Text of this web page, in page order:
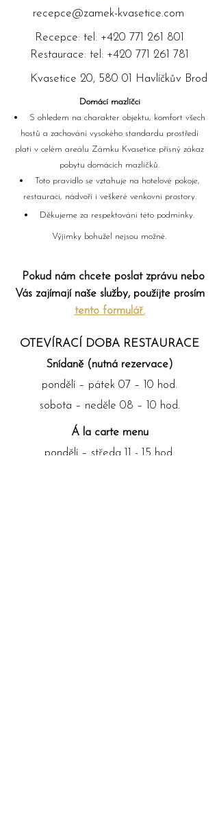
recepce@zamek-kvasetice.com
Recepce: tel: +420 771 261 801
Restaurace: tel: +420 771 261 781
Kvasetice 20, 580 01 Havlíčkův Brod
Domácí mazlíčci
S ohledem na charakter objektu, komfort všech
hostů a zachování vysokého standardu prostředí
platí v celém areálu Zámku Kvasetice přísný zákaz
pobytu domácích mazlíčků.
Toto pravidlo se vztahuje na hotelové pokoje,
restauraci, nádvoří i veškeré venkovní prostory.
Děkujeme za respektování této podmínky.
Výjimky bohužel nejsou možné.
Pokud nám chcete poslat zprávu nebo
Vás zajímají naše služby, použijte prosím
tento formulář.
OTEVÍRACÍ DOBA RESTAURACE
Snídaně (nutná rezervace)
pondělí – pátek 07 – 10 hod.
sobota – neděle 08 – 10 hod.
Á la carte menu
pondělí – středa 11 - 15 hod.